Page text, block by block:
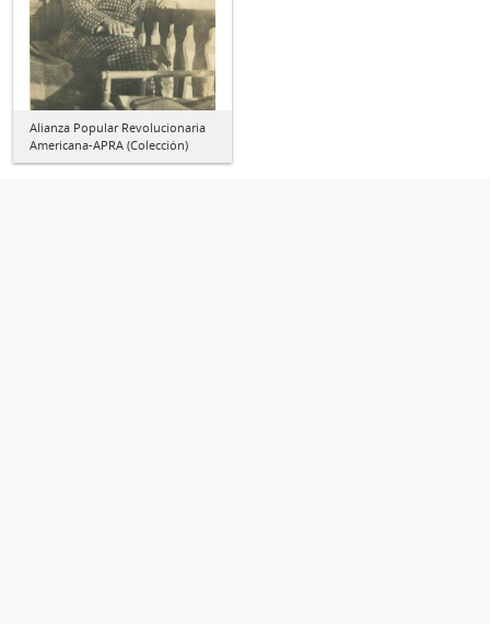
Alianza Popular Revolucionaria
Americana-APRA (Colección)